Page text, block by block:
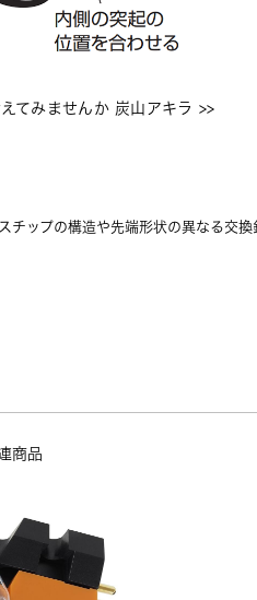
てみませんか 炭山アキラ >>
プの構造や先端形状の異なる交換
商品